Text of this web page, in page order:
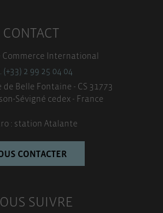
CONTACT
Commerce International
(+33) 2 99 25 04 04
de Belle Fontaine - CS 31773
Sévigné cedex - France
: station Atalante
CONTACTER
SUIVRE